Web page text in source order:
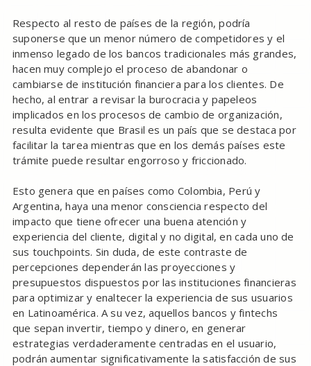
Respecto al resto de países de la región, podría
suponerse que un menor número de competidores y el
inmenso legado de los bancos tradicionales más grandes,
hacen muy complejo el proceso de abandonar o
cambiarse de institución financiera para los clientes. De
hecho, al entrar a revisar la burocracia y papeleos
implicados en los procesos de cambio de organización,
resulta evidente que Brasil es un país que se destaca por
facilitar la tarea mientras que en los demás países este
trámite puede resultar engorroso y friccionado.
Esto genera que en países como Colombia, Perú y
Argentina, haya una menor consciencia respecto del
impacto que tiene ofrecer una buena atención y
experiencia del cliente, digital y no digital, en cada uno de
sus touchpoints. Sin duda, de este contraste de
percepciones dependerán las proyecciones y
presupuestos dispuestos por las instituciones financieras
para optimizar y enaltecer la experiencia de sus usuarios
en Latinoamérica. A su vez, aquellos bancos y fintechs
que sepan invertir, tiempo y dinero, en generar
estrategias verdaderamente centradas en el usuario,
podrán aumentar significativamente la satisfacción de sus